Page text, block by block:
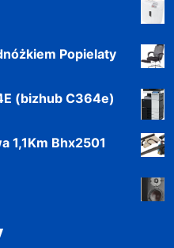
Popielaty
(bizhub C364e)
1,1Km Bhx2501